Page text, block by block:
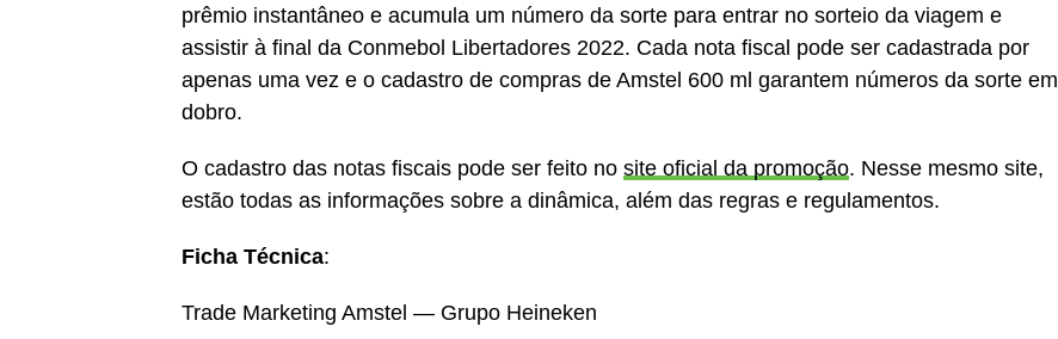
prêmio instantâneo e acumula um número da sorte para entrar no sorteio da viagem e
assistir à final da Conmebol Libertadores 2022. Cada nota fiscal pode ser cadastrada por
apenas uma vez e o cadastro de compras de Amstel 600 ml garantem números da sorte em
dobro.
O cadastro das notas fiscais pode ser feito no site oficial da promoção. Nesse mesmo site,
estão todas as informações sobre a dinâmica, além das regras e regulamentos.
Ficha Técnica:
Trade Marketing Amstel — Grupo Heineken